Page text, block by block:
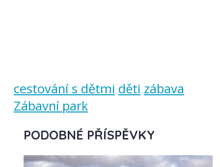
cestování s dětmi děti zábava
Zábavní park
PODOBNÉ PŘÍSPĚVKY